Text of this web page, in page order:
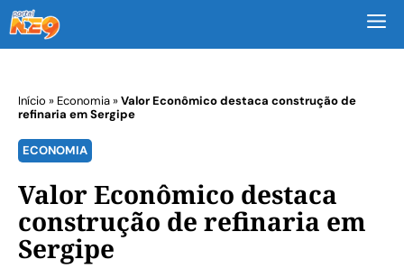
Início » Economia»Valor Econômico destaca construção de
refinaria em Sergipe
ECONOMIA
Valor Econômico destaca
construção de refinaria em
Sergipe